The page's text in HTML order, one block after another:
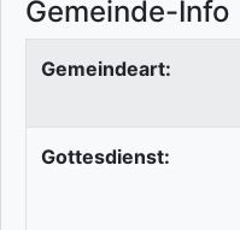
Gemeinde-Info
Gemeindeart:
Gottesdienst: